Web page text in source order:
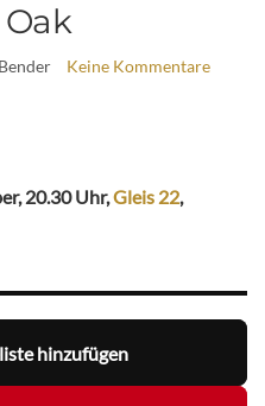
Keine Kommentare
20.30 Uhr,Gleis 22,
hinzufügen